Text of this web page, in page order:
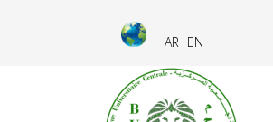
AR EN